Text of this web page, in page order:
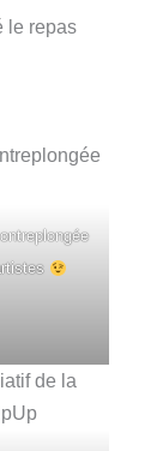
le repas